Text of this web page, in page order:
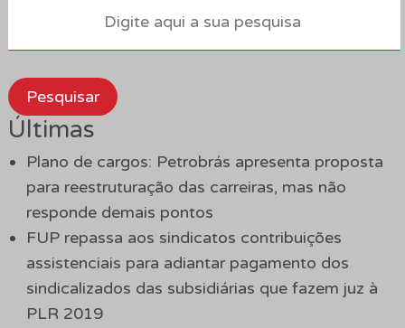
Pesquisar
Últimas
Plano de cargos: Petrobrás apresenta proposta
para reestruturação das carreiras, mas não
responde demais pontos
FUP repassa aos sindicatos contribuições
assistenciais para adiantar pagamento dos
sindicalizados das subsidiárias que fazem juz à
PLR 2019